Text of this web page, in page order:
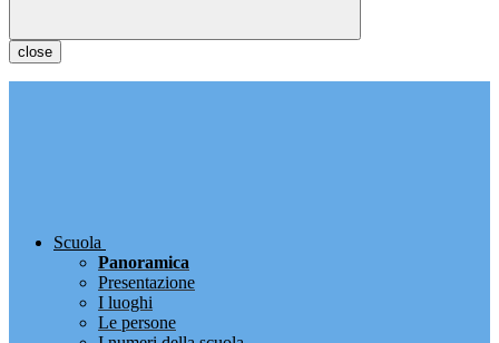
close
Scuola
Panoramica
Presentazione
I luoghi
Le persone